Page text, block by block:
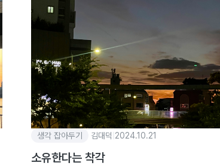
생각 잡아두기 김대덕 2024.10.21
소유한다는 착각